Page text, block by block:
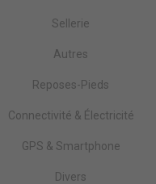
Sellerie
Autres
Reposes-Pieds
Connectivité & Électricité
GPS & Smartphone
Divers